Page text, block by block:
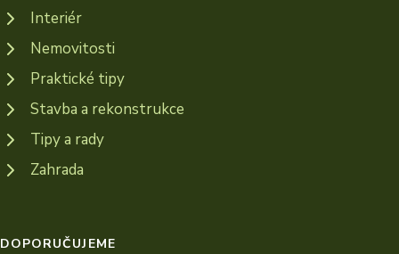
Interiér
Nemovitosti
Praktické tipy
Stavba a rekonstrukce
Tipy a rady
Zahrada
DOPORUČUJEME